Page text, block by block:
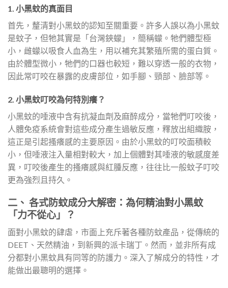
1. 小黑蚊的真面目
首先，釐清對小黑蚊的認知至關重要。許多人誤以為小黑蚊
是蚊子，但牠其實是「台灣鋏蠓」，簡稱蠓。牠們體型極
小，雌蠓以吸食人血為生，用以補充其繁殖所需的蛋白質。
由於體型微小，牠們的口器也較短，難以穿透一般的衣物，
因此常叮咬在暴露的皮膚部位，如手腳、頸部、臉部等。
2. 小黑蚊叮咬為何特別癢？
小黑蚊的唾液中含有抗凝血劑及麻醉成分，當牠們叮咬後，
人體免疫系統會對這些成分產生過敏反應，釋放出組織胺，
這正是引起搔癢感的主要原因。由於小黑蚊的叮咬面積較
小，但唾液注入量相對較大，加上個體對其唾液的敏感度差
異，叮咬後產生的搔癢感與紅腫反應，往往比一般蚊子叮咬
更為強烈且持久。
二、 各式防蚊成分大解密：為何精油對小黑蚊
「力不從心」？
面對小黑蚊的肆虐，市面上充斥著各種防蚊產品，從傳統的
DEET、天然精油，到新興的派卡瑞丁。然而，並非所有成
分都對小黑蚊具有同等的防護力。深入了解成分的特性，才
能做出最聰明的選擇。